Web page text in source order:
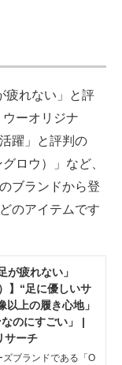
疲れない」と評
ーオリジナ
躍」と評判の
ロウ）」など、
ブランドから登
のアイテムです
が疲れない」
】“足に優しいサ
上の履き心地」
なのにすごい」 |
サーチ
ブランドである「O